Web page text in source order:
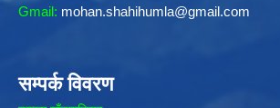
Gmail: mohan.shahihumla@gmail.com
सम्पर्क विवरण